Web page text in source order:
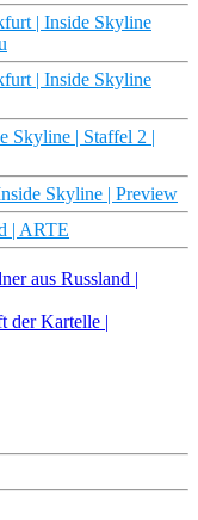
| Inside Skyline
| Inside Skyline
Skyline | Staffel 2 |
Skyline | Preview
| ARTE
aus Russland |
der Kartelle |